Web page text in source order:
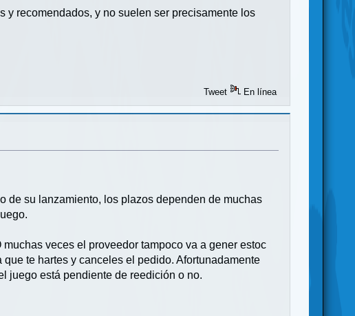
y recomendados, y no suelen ser precisamente los
Tweet En línea
de su lanzamiento, los plazos dependen de muchas
veces el proveedor tampoco va a gener estoc
te hartes y canceles el pedido. Afortunadamente
juego está pendiente de reedición o no.